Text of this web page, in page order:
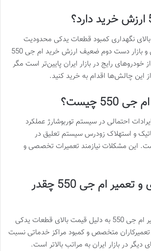
نگهداری کمبود قطعات یدکی محدودیت
خدمات پس از فروش و بازار دست دوم ضعیف ارزش خرید ام جی 550
خودروهای رایج در بازار ایران پایین‌تر است مگر
این چالش‌ها اقدام به خرید کنید.
چیست؟
احتمالی در سیستم توربوشارژ عملکرد
و استهلاک زودرس سیستم تعلیق در
این مشکلات نیازمند تعمیرات تخصصی و
هزینه نگهداری و تعمیر ام جی 550 چقدر
هزینه نگهداری و تعمیر ام جی 550 به دلیل قیمت بالای قطعات یدکی
تعمیرکاران متخصص و کمبود مراکز خدماتی نسبت
دیگر در بازار ایران به مراتب بالاتر است.